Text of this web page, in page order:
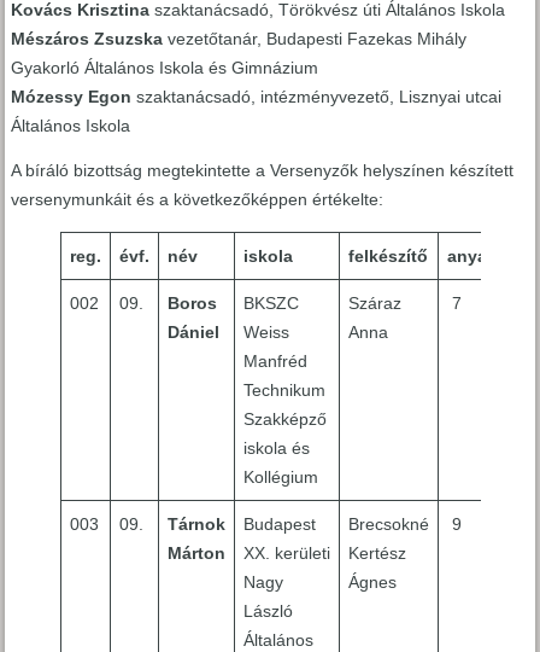
Kovács Krisztina szaktanácsadó, Törökvész úti Általános Iskola
Mészáros Zsuzska vezetőtanár, Budapesti Fazekas Mihály
Gyakorló Általános Iskola és Gimnázium
Mózessy Egon szaktanácsadó, intézményvezető, Lisznyai utcai
Általános Iskola
A bíráló bizottság megtekintette a Versenyzők helyszínen készített
versenymunkáit és a következőképpen értékelte:
reg. évf. név iskola felkészítő anyag
002 09.
Boros
Dániel
BKSZC
Weiss
Manfréd
Technikum
Szakképző
iskola és
Kollégium
Száraz
Anna
7
003 09.
Tárnok
Márton
Budapest
XX. kerületi
Nagy
László
Általános
Brecsokné
Kertész
Ágnes
9